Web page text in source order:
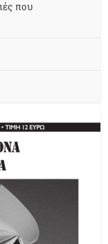
που